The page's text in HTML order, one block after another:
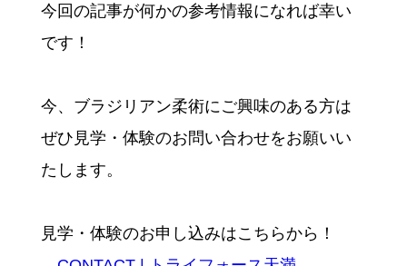
今回の記事が何かの参考情報になれば幸い
です！
今、ブラジリアン柔術にご興味のある方は
ぜひ見学・体験のお問い合わせをお願いい
たします。
見学・体験のお申し込みはこちらから！